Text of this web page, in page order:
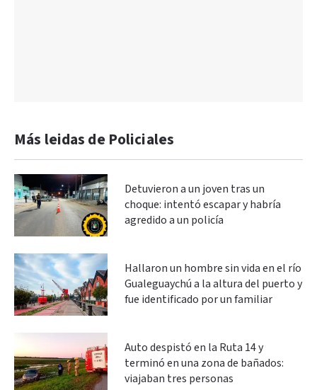
Más leidas de Policiales
Detuvieron a un joven tras un
choque: intentó escapar y habría
agredido a un policía
Hallaron un hombre sin vida en el río
Gualeguaychú a la altura del puerto y
fue identificado por un familiar
Auto despistó en la Ruta 14 y
terminó en una zona de bañados:
viajaban tres personas